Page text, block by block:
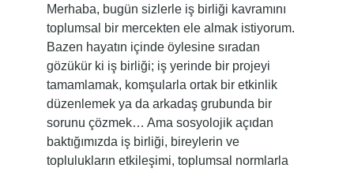
Merhaba, bugün sizlerle iş birliği kavramını
toplumsal bir mercekten ele almak istiyorum.
Bazen hayatın içinde öylesine sıradan
gözükür ki iş birliği; iş yerinde bir projeyi
tamamlamak, komşularla ortak bir etkinlik
düzenlemek ya da arkadaş grubunda bir
sorunu çözmek… Ama sosyolojik açıdan
baktığımızda iş birliği, bireylerin ve
toplulukların etkileşimi, toplumsal normlarla